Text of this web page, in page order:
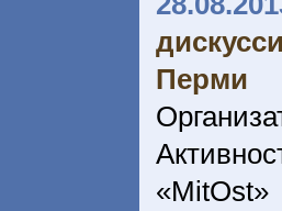
Перми